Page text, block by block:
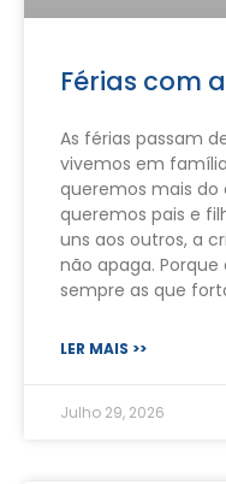
Férias com
As férias passam
vivemos em
queremos mais do
queremos pais e
uns aos outros, a
não apaga.
sempre as que
LER MAIS >>
Julho 29, 2026